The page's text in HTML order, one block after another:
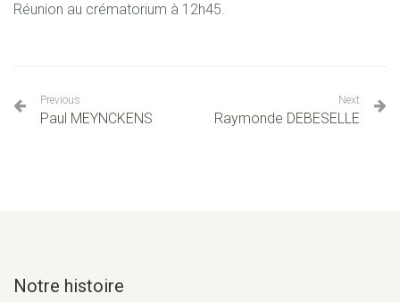
Réunion au crématorium à 12h45.
Previous
Paul MEYNCKENS
Next
Raymonde DEBESELLE
Notre histoire